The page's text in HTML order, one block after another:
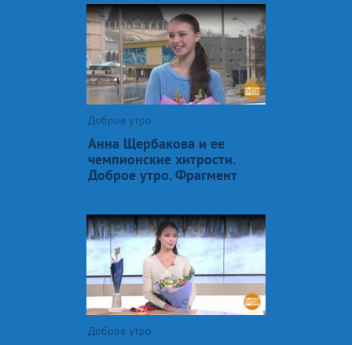
Доброе утро
Анна Щербакова и ее
чемпионские хитрости.
Доброе утро. Фрагмент
Доброе утро